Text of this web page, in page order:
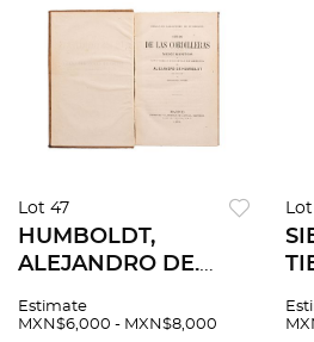
Lot 47
HUMBOLDT,
ALEJANDRO DE.
CORDILLERAS Y
Estimate
MXN$6,000 - MXN$8,000